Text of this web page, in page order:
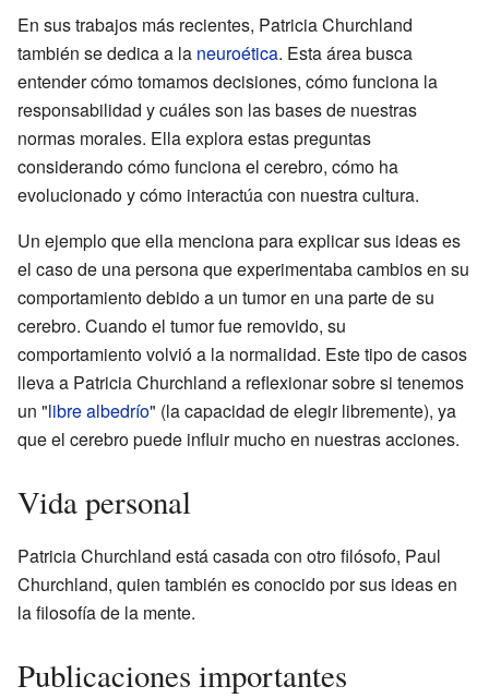
En sus trabajos más recientes, Patricia Churchland
también se dedica a la neuroética. Esta área busca
entender cómo tomamos decisiones, cómo funciona la
responsabilidad y cuáles son las bases de nuestras
normas morales. Ella explora estas preguntas
considerando cómo funciona el cerebro, cómo ha
evolucionado y cómo interactúa con nuestra cultura.
Un ejemplo que ella menciona para explicar sus ideas es
el caso de una persona que experimentaba cambios en su
comportamiento debido a un tumor en una parte de su
cerebro. Cuando el tumor fue removido, su
comportamiento volvió a la normalidad. Este tipo de casos
lleva a Patricia Churchland a reflexionar sobre si tenemos
un "libre albedrío" (la capacidad de elegir libremente), ya
que el cerebro puede influir mucho en nuestras acciones.
Vida personal
Patricia Churchland está casada con otro filósofo, Paul
Churchland, quien también es conocido por sus ideas en
la filosofía de la mente.
Publicaciones importantes